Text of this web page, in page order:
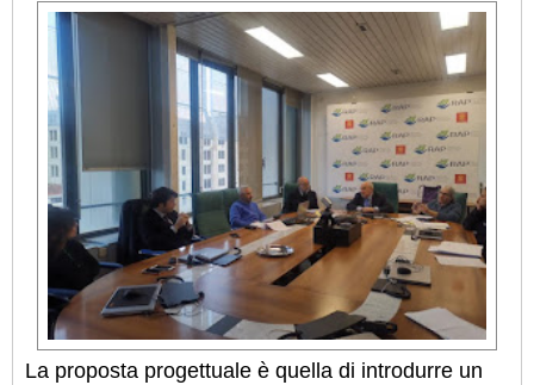
La proposta progettuale è quella di introdurre un